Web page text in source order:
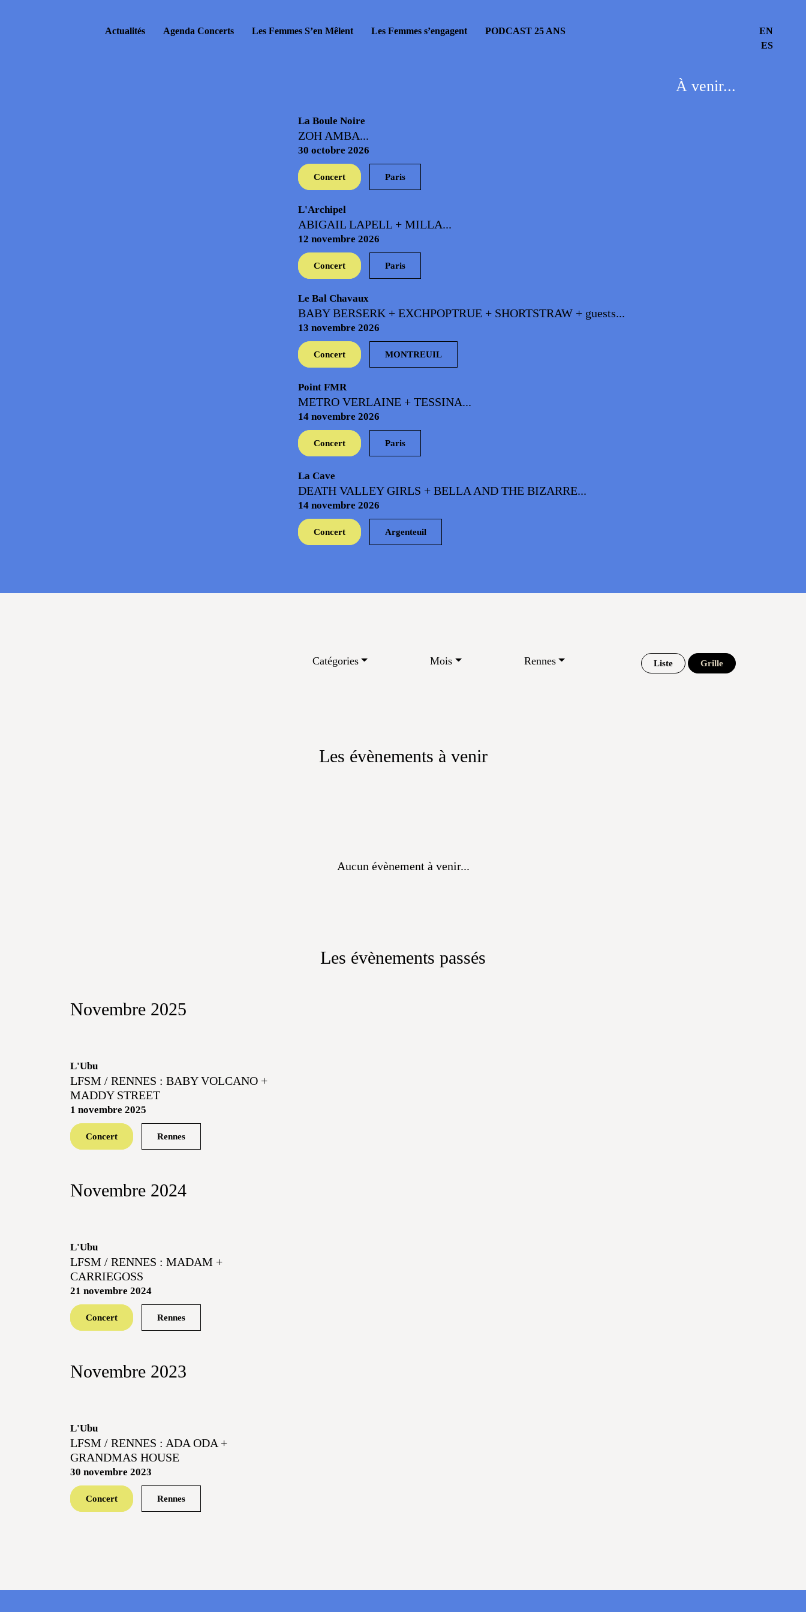
Actualités Agenda Concerts Les Femmes S’en Mêlent Les Femmes s’engagent PODCAST 25 ANS
EN
ES
À venir...
La Boule Noire
ZOH AMBA...
30 octobre 2026
Concert Paris
L'Archipel
ABIGAIL LAPELL + MILLA...
12 novembre 2026
Concert Paris
Le Bal Chavaux
BABY BERSERK + EXCHPOPTRUE + SHORTSTRAW + guests...
13 novembre 2026
Concert MONTREUIL
Point FMR
METRO VERLAINE + TESSINA...
14 novembre 2026
Concert Paris
La Cave
DEATH VALLEY GIRLS + BELLA AND THE BIZARRE...
14 novembre 2026
Concert Argenteuil
Catégories Mois Rennes Liste Grille
Les évènements à venir
Aucun évènement à venir...
Les évènements passés
Novembre 2025
L'Ubu
LFSM / RENNES : BABY VOLCANO +
MADDY STREET
1 novembre 2025
Concert Rennes
Novembre 2024
L'Ubu
LFSM / RENNES : MADAM +
CARRIEGOSS
21 novembre 2024
Concert Rennes
Novembre 2023
L'Ubu
LFSM / RENNES : ADA ODA +
GRANDMAS HOUSE
30 novembre 2023
Concert Rennes